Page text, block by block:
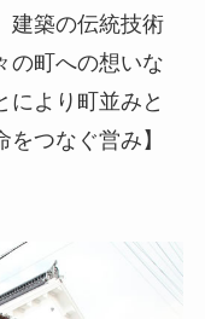
建築の伝統技術
の町への想いな
により町並みと
つなぐ営み】